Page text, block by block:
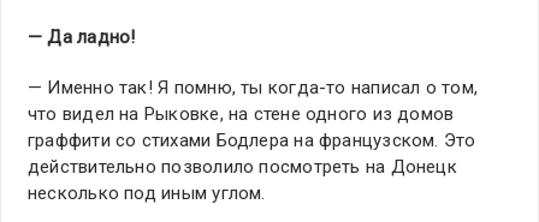
— Да ладно!
— Именно так! Я помню, ты когда-то написал о том,
что видел на Рыковке, на стене одного из домов
граффити со стихами Бодлера на французском. Это
действительно позволило посмотреть на Донецк
несколько под иным углом.